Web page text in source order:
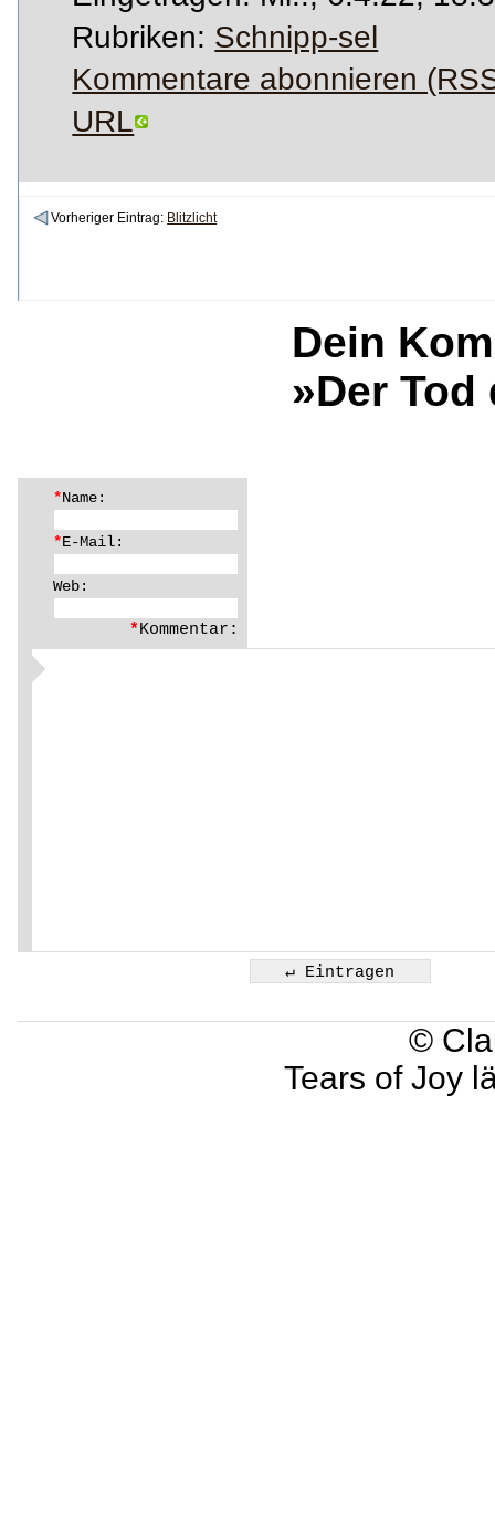
Rubriken: Schnipp-sel
Kommentare abonnieren
URL
Vorheriger Eintrag: Blitzlicht
Dein
»Der Tod
*Name:
*E-Mail:
Web:
*Kommentar:
©
Tears of Joy